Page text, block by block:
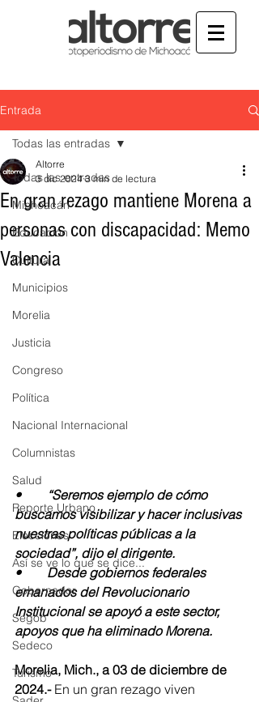
Entrada
Todas las entradas
Michoacán
Educación
Cultura
Municipios
Morelia
Justicia
Congreso
Política
Nacional Internacional
Columnistas
Salud
Reporte Urbano
Elecciones
Así se ve lo que se dice...
Gobernador
Segob
Sedeco
Turismo
Todas las entradas
En gran rezago mantiene Morena a
personas con discapacidad: Memo
Valencia
Altorre
3 dic 2024 3 min de lectura
•	“Seremos ejemplo de cómo
buscamos visibilizar y hacer inclusivas
nuestras políticas públicas a la
sociedad”, dijo el dirigente.
•	Desde gobiernos federales
emanados del Revolucionario
Institucional se apoyó a este sector,
apoyos que ha eliminado Morena.
Morelia, Mich., a 03 de diciembre de
2024.- En un gran rezago viven